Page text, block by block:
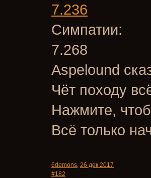
7.236
Симпатии:
7.268
Aspelound
Чёт походу
Нажмите,
Всё только
6demons, 26 дек 2017
#182